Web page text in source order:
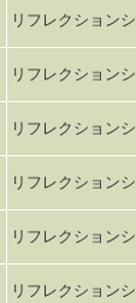
リフレクション
リフレクション
リフレクション
リフレクション
リフレクション
リフレクション